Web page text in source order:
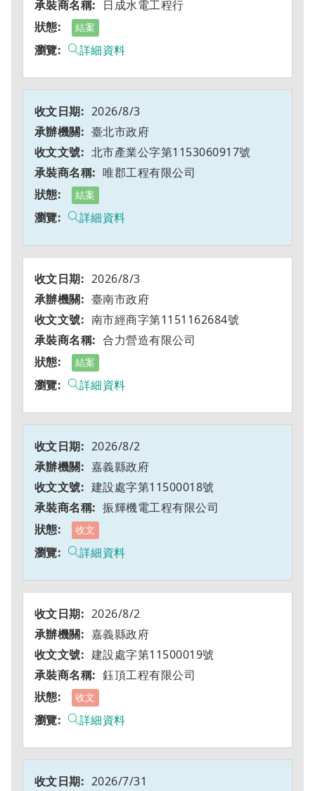
日成水電工程行
結案
詳細資料
2026/8/3
臺北市政府
北市產業公字第1153060917號
唯郡工程有限公司
結案
詳細資料
2026/8/3
臺南市政府
南市經商字第1151162684號
合力營造有限公司
結案
詳細資料
2026/8/2
嘉義縣政府
建設處字第11500018號
振輝機電工程有限公司
收文
詳細資料
2026/8/2
嘉義縣政府
建設處字第11500019號
鈺頂工程有限公司
收文
詳細資料
2026/7/31